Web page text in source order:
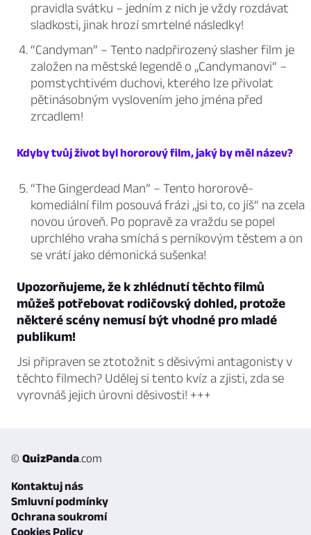
pravidla svátku – jedním z nich je vždy rozdávat
sladkosti, jinak hrozí smrtelné následky!
“Candyman” – Tento nadpřirozený slasher film je
založen na městské legendě o „Candymanovi“ –
pomstychtivém duchovi, kterého lze přivolat
pětinásobným vyslovením jeho jména před
zrcadlem!
Kdyby tvůj život byl hororový film, jaký by měl název?
“The Gingerdead Man” – Tento hororově-
komediální film posouvá frázi „jsi to, co jíš“ na zcela
novou úroveň. Po popravě za vraždu se popel
uprchlého vraha smíchá s perníkovým těstem a on
se vrátí jako démonická sušenka!
Upozorňujeme, že k zhlédnutí těchto filmů
můžeš potřebovat rodičovský dohled, protože
některé scény nemusí být vhodné pro mladé
publikum!
Jsi připraven se ztotožnit s děsivými antagonisty v
těchto filmech? Udělej si tento kvíz a zjisti, zda se
vyrovnáš jejich úrovni děsivosti! +++
© QuizPanda.com
Kontaktuj nás
Smluvní podmínky
Ochrana soukromí
Cookies Policy